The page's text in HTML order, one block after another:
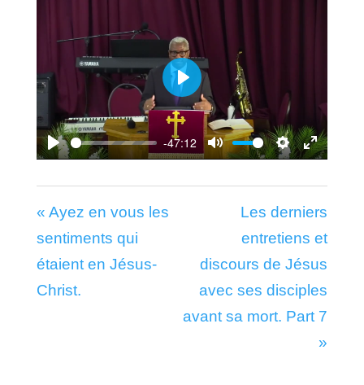
Play
-47:12
Mute Settings
Enter
Play
« Ayez en vous les
sentiments qui
étaient en Jésus-
Christ.
Les derniers
entretiens et
discours de Jésus
avec ses disciples
avant sa mort. Part 7
»